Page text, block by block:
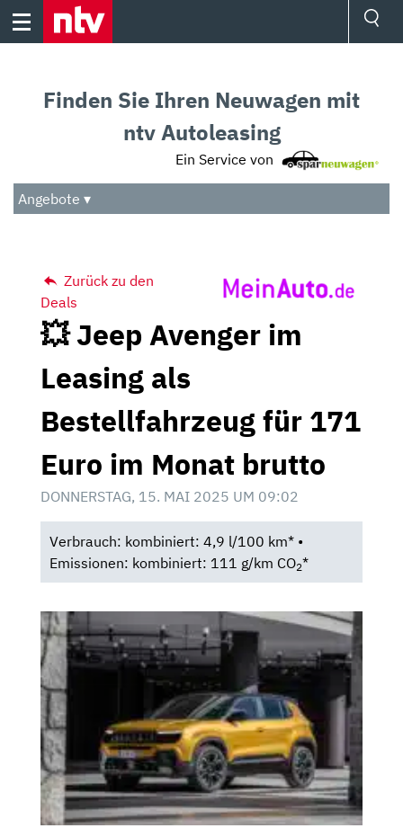
Skip
Audio
Das Beste
Finden Sie Ihren Neuwagen mit
ntv Autoleasing
Ein Service von
Angebote ▾
Zurück zu den
Deals
💥 Jeep Avenger im
Leasing als
Bestellfahrzeug für 171
Euro im Monat brutto
DONNERSTAG, 15. MAI 2025 UM 09:02
Verbrauch: kombiniert: 4,9 l/100 km* •
Emissionen: kombiniert: 111 g/km CO2*